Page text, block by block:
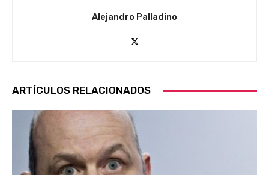
Alejandro Palladino
ARTÍCULOS RELACIONADOS